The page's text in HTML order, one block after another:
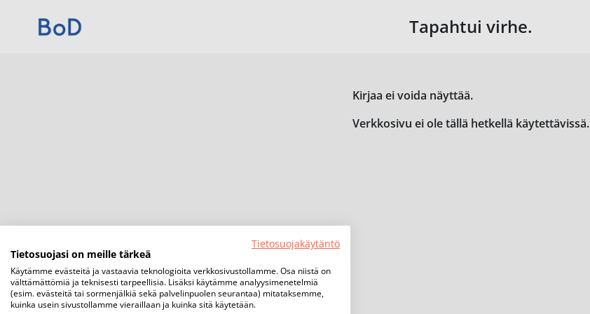
Tapahtui virhe.
Kirjaa ei voida näyttää.
Verkkosivu ei ole tällä hetkellä käytettävissä.
Tietosuojakäytäntö
Tietosuojasi on meille tärkeä
Käytämme evästeitä ja vastaavia teknologioita verkkosivustollamme. Osa niistä on
välttämättömiä ja teknisesti tarpeellisia. Lisäksi käytämme analyysimenetelmiä
(esim. evästeitä tai sormenjälkiä sekä palvelinpuolen seurantaa) mitataksemme,
kuinka usein sivustollamme vieraillaan ja kuinka sitä käytetään.